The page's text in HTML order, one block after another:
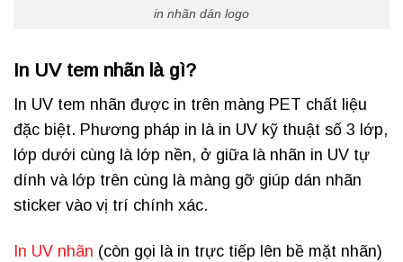
in nhãn dán logo
In UV tem nhãn là gì?
In UV tem nhãn được in trên màng PET chất liệu
đặc biệt. Phương pháp in là in UV kỹ thuật số 3 lớp,
lớp dưới cùng là lớp nền, ở giữa là nhãn in UV tự
dính và lớp trên cùng là màng gỡ giúp dán nhãn
sticker vào vị trí chính xác.
In UV nhãn (còn gọi là in trực tiếp lên bề mặt nhãn)